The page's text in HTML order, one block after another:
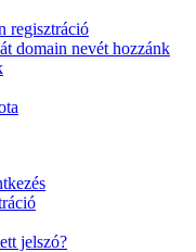
regisztráció
domain nevét hozzánk
jelszó?